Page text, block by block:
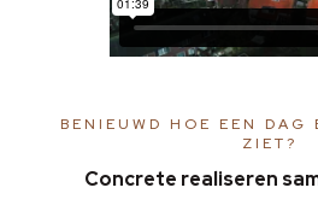
BENIEUWD HOE EEN DAG
ZIET?
Concrete realiseren